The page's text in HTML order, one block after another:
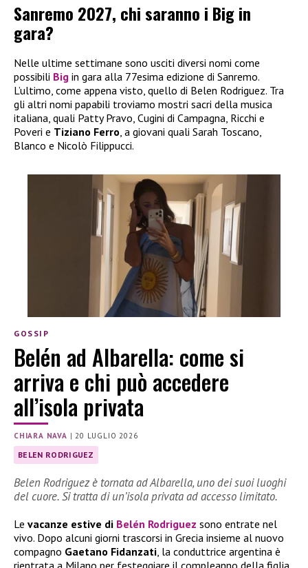
Sanremo 2027, chi saranno i Big in
gara?
Nelle ultime settimane sono usciti diversi nomi come
possibili Big in gara alla 77esima edizione di Sanremo.
L’ultimo, come appena visto, quello di Belen Rodriguez. Tra
gli altri nomi papabili troviamo mostri sacri della musica
italiana, quali Patty Pravo, Cugini di Campagna, Ricchi e
Poveri e Tiziano Ferro, a giovani quali Sarah Toscano,
Blanco e Nicolò Filippucci.
GOSSIP
Belén ad Albarella: come si
arriva e chi può accedere
all’isola privata
CHIARA NAVA |20 LUGLIO 2026
BELEN RODRIGUEZ
Belen Rodriguez è tornata ad Albarella, uno dei suoi luoghi
del cuore. Si tratta di un’isola privata ad accesso limitato.
Le vacanze estive di Belén Rodriguez sono entrate nel
vivo. Dopo alcuni giorni trascorsi in Grecia insieme al nuovo
compagno Gaetano Fidanzati, la conduttrice argentina è